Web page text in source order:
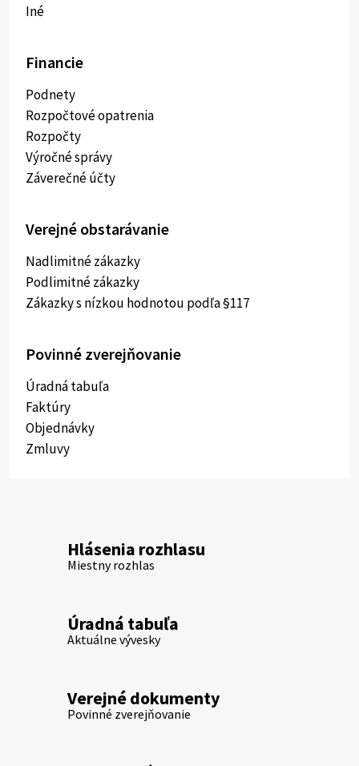
Iné
Financie
Podnety
Rozpočtové opatrenia
Rozpočty
Výročné správy
Záverečné účty
Verejné obstarávanie
Nadlimitné zákazky
Podlimitné zákazky
Zákazky s nízkou hodnotou podľa §117
Povinné zverejňovanie
Úradná tabuľa
Faktúry
Objednávky
Zmluvy
Hlásenia rozhlasu
Miestny rozhlas
Úradná tabuľa
Aktuálne vývesky
Verejné dokumenty
Povinné zverejňovanie